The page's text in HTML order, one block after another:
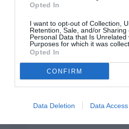
Opted In
I want to opt-out of Collection,
Retention, Sale, and/or Sharing
Personal Data that Is Unrelated
Purposes for which it was
Opted In
CONFIRM
Data Deletion Data Access
jamais du utiliser l’appli
qui doit probablement
l’an, on doit se censurer
strictement aucune
a toujours qui se “pâme”
comparatifs objectifs
services offerts entre